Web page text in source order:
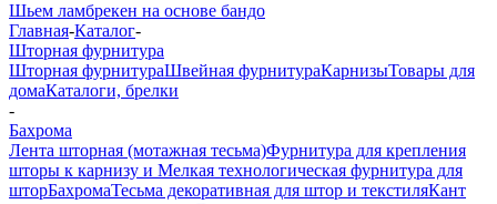
Шьем ламбрекен на основе бандо
Главная-Каталог-
Шторная фурнитура
Шторная фурнитураШвейная фурнитураКарнизыТовары для
домаКаталоги, брелки
-
Бахрома
Лента шторная (мотажная тесьма)Фурнитура для крепления
шторы к карнизу и Мелкая технологическая фурнитура для
шторБахромаТесьма декоративная для штор и текстиляКант